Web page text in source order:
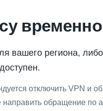
вашего региона,
отключить VPN и
обращение по